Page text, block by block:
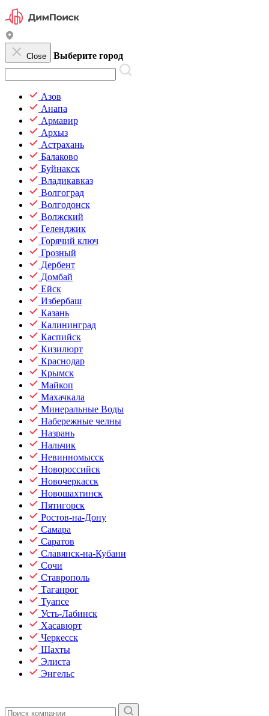
Close Выберите город
Азов
Анапа
Армавир
Архыз
Астрахань
Балаково
Буйнакск
Владикавказ
Волгоград
Волгодонск
Волжский
Геленджик
Горячий ключ
Грозный
Дербент
Домбай
Ейск
Избербаш
Казань
Калининград
Каспийск
Кизилюрт
Краснодар
Крымск
Майкоп
Махачкала
Минеральные Воды
Набережные челны
Назрань
Нальчик
Невинномысск
Новороссийск
Новочеркасск
Новошахтинск
Пятигорск
Ростов-на-Дону
Самара
Саратов
Славянск-на-Кубани
Сочи
Ставрополь
Таганрог
Туапсе
Усть-Лабинск
Хасавюрт
Черкесск
Шахты
Элиста
Энгельс